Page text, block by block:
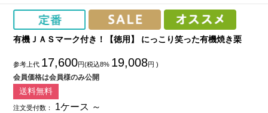
有機ＪＡＳマーク付き！【徳用】 にっこり笑った有機焼き栗
参考上代 17,600円(税込8% 19,008円 )
会員価格は会員様のみ公開
送料無料
注文受付数： 1ケース ～